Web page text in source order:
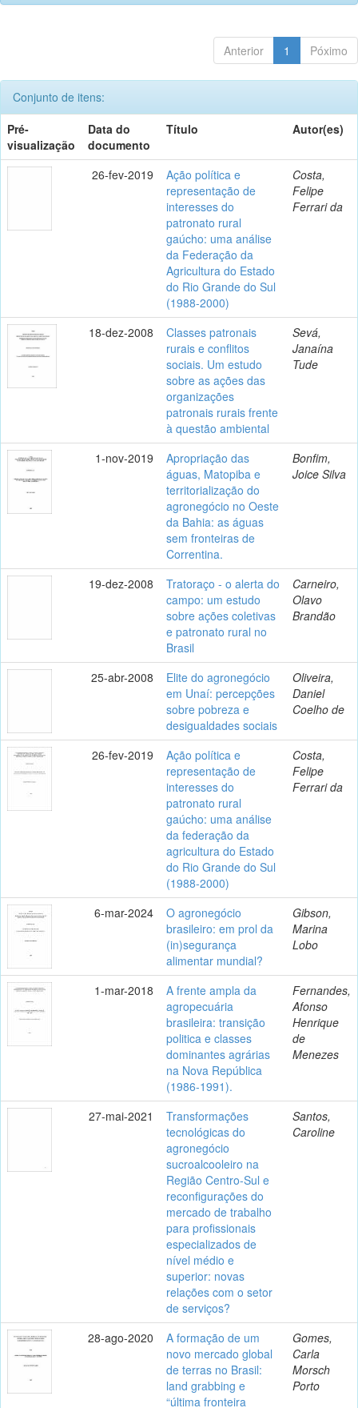
Anterior 1 Póximo
Conjunto de itens:
Pré-
visualização
Data do
documento
Título Autor(es)
26-fev-2019
Ação política e
representação de
interesses do
patronato rural
gaúcho: uma análise
da Federação da
Agricultura do Estado
do Rio Grande do Sul
(1988-2000)
Costa,
Felipe
Ferrari da
18-dez-2008
Classes patronais
rurais e conflitos
sociais. Um estudo
sobre as ações das
organizações
patronais rurais frente
à questão ambiental
Sevá,
Janaína
Tude
1-nov-2019
Apropriação das
águas, Matopiba e
territorialização do
agronegócio no Oeste
da Bahia: as águas
sem fronteiras de
Correntina.
Bonfim,
Joice Silva
19-dez-2008
Tratoraço - o alerta do
campo: um estudo
sobre ações coletivas
e patronato rural no
Brasil
Carneiro,
Olavo
Brandão
25-abr-2008
Elite do agronegócio
em Unaí: percepções
sobre pobreza e
desigualdades sociais
Oliveira,
Daniel
Coelho de
26-fev-2019
Ação política e
representação de
interesses do
patronato rural
gaúcho: uma análise
da federação da
agricultura do Estado
do Rio Grande do Sul
(1988-2000)
Costa,
Felipe
Ferrari da
6-mar-2024
O agronegócio
brasileiro: em prol da
(in)segurança
alimentar mundial?
Gibson,
Marina
Lobo
1-mar-2018
A frente ampla da
agropecuária
brasileira: transição
politica e classes
dominantes agrárias
na Nova República
(1986-1991).
Fernandes,
Afonso
Henrique
de
Menezes
27-mai-2021
Transformações
tecnológicas do
agronegócio
sucroalcooleiro na
Região Centro-Sul e
reconfigurações do
mercado de trabalho
para profissionais
especializados de
nível médio e
superior: novas
relações com o setor
de serviços?
Santos,
Caroline
28-ago-2020
A formação de um
novo mercado global
de terras no Brasil:
land grabbing e
“última fronteira
Gomes,
Carla
Morsch
Porto